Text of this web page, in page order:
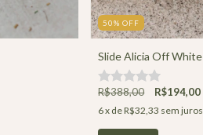
50%OFF
Slide Alicia Off White
R$388,00 R$194,00
6x deR$32,33 sem juros